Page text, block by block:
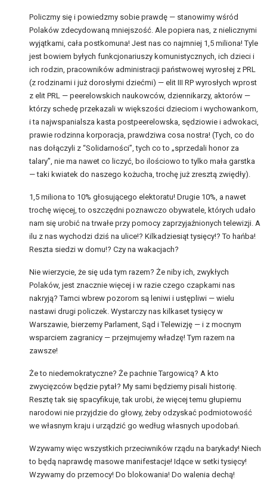
Policzmy się i powiedzmy sobie prawdę — stanowimy wśród
Polaków zdecydowaną mniejszość. Ale popiera nas, z nielicznymi
wyjątkami, cała postkomuna! Jest nas co najmniej 1,5 miliona! Tyle
jest bowiem byłych funkcjonariuszy komunistycznych, ich dzieci i
ich rodzin, pracowników administracji państwowej wyrosłej z PRL
(z rodzinami i już dorosłymi dziećmi) — elit III RP wyrosłych wprost
z elit PRL — peerelowskich naukowców, dziennikarzy, aktorów —
którzy schedę przekazali w większości dzieciom i wychowankom,
i ta najwspanialsza kasta postpeerelowska, sędziowie i adwokaci,
prawie rodzinna korporacja, prawdziwa cosa nostra! (Tych, co do
nas dołączyli z “Solidarności”, tych co to „sprzedali honor za
talary”, nie ma nawet co liczyć, bo ilościowo to tylko mała garstka
— taki kwiatek do naszego kożucha, trochę już zresztą zwiędły).
1,5 miliona to 10% głosującego elektoratu! Drugie 10%, a nawet
trochę więcej, to oszczędni poznawczo obywatele, których udało
nam się urobić na trwałe przy pomocy zaprzyjaźnionych telewizji. A
ilu z nas wychodzi dziś na ulice!? Kilkadziesiąt tysięcy!? To hańba!
Reszta siedzi w domu!? Czy na wakacjach?
Nie wierzycie, że się uda tym razem? Że niby ich, zwykłych
Polaków, jest znacznie więcej i w razie czego czapkami nas
nakryją? Tamci wbrew pozorom są leniwi i ustępliwi — wielu
nastawi drugi policzek. Wystarczy nas kilkaset tysięcy w
Warszawie, bierzemy Parlament, Sąd i Telewizję — i z mocnym
wsparciem zagranicy — przejmujemy władzę! Tym razem na
zawsze!
Że to niedemokratyczne? Że pachnie Targowicą? A kto
zwycięzców będzie pytał? My sami będziemy pisali historię.
Resztę tak się spacyfikuje, tak urobi, że więcej temu głupiemu
narodowi nie przyjdzie do głowy, żeby odzyskać podmiotowość
we własnym kraju i urządzić go według własnych upodobań.
Wzywamy więc wszystkich przeciwników rządu na barykady! Niech
to będą naprawdę masowe manifestacje! Idące w setki tysięcy!
Wzywamy do przemocy! Do blokowania! Do walenia dechą!